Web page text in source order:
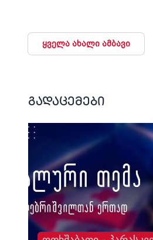
ყველა ახალი ამბავი
გადაცემები